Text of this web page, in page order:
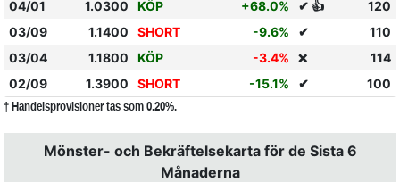
04/01
1.0300 KÖP +68.0% ✔ 👍
120
03/09
1.1400 SHORT -9.6% ✔
110
03/04
1.1800 KÖP -3.4% ❌
114
02/09
1.3900 SHORT -15.1% ✔ 100
† Handelsprovisioner tas som 0.20%.
Mönster- och Bekräftelsekarta för de Sista 6
Månaderna